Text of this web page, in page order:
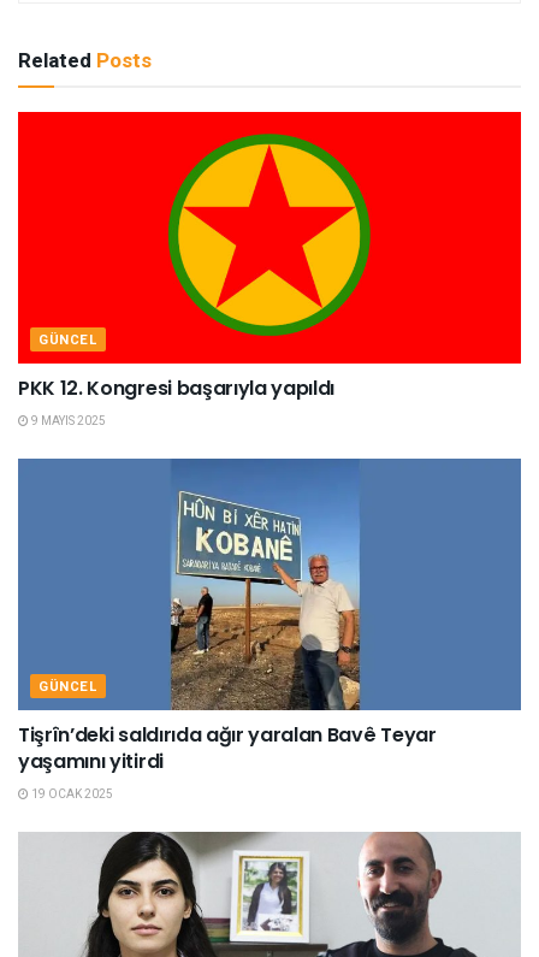
Related Posts
GÜNCEL
PKK 12. Kongresi başarıyla yapıldı
9 MAYIS 2025
GÜNCEL
Tişrîn’deki saldırıda ağır yaralan Bavê Teyar
yaşamını yitirdi
19 OCAK 2025